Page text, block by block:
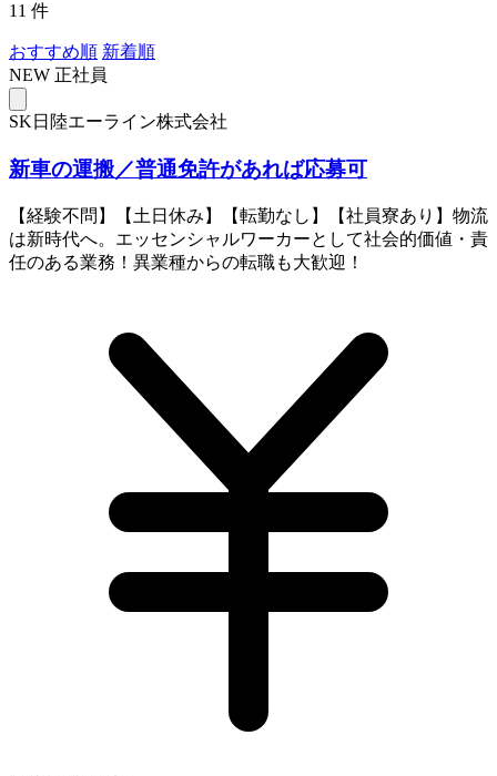
11 件
おすすめ順 新着順
NEW 正社員
SK日陸エーライン株式会社
新車の運搬／普通免許があれば応募可
【経験不問】【土日休み】【転勤なし】【社員寮あり】物流
は新時代へ。エッセンシャルワーカーとして社会的価値・責
任のある業務！異業種からの転職も大歓迎！